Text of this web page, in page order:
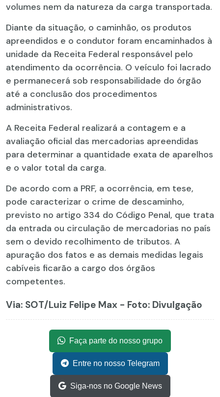
volumes nem da natureza da carga transportada.
Diante da situação, o caminhão, os produtos
apreendidos e o condutor foram encaminhados à
unidade da Receita Federal responsável pelo
atendimento da ocorrência. O veículo foi lacrado
e permanecerá sob responsabilidade do órgão
até a conclusão dos procedimentos
administrativos.
A Receita Federal realizará a contagem e a
avaliação oficial das mercadorias apreendidas
para determinar a quantidade exata de aparelhos
e o valor total da carga.
De acordo com a PRF, a ocorrência, em tese,
pode caracterizar o crime de descaminho,
previsto no artigo 334 do Código Penal, que trata
da entrada ou circulação de mercadorias no país
sem o devido recolhimento de tributos. A
apuração dos fatos e as demais medidas legais
cabíveis ficarão a cargo dos órgãos
competentes.
Via: SOT/Luiz Felipe Max - Foto: Divulgação
Faça parte do nosso grupo
Entre no nosso Telegram
Siga-nos no Google News